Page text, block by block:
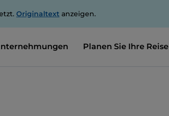
Originaltext anzeigen.
Planen Sie Ihre Reise